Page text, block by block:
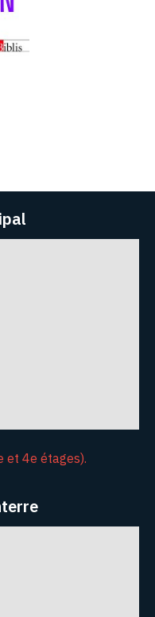
et 4e étages).